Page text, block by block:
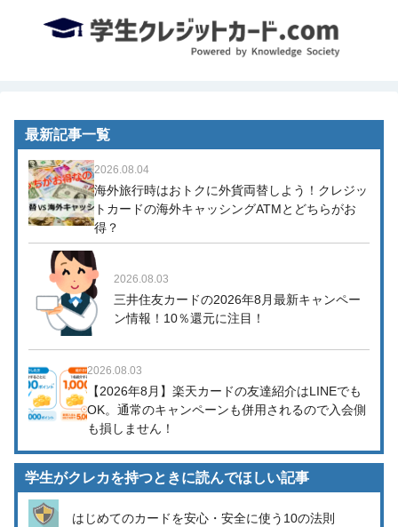
最新記事一覧
2026.08.04
海外旅行時はおトクに外貨両替しよう！クレジッ
トカードの海外キャッシングATMとどちらがお
得？
2026.08.03
三井住友カードの2026年8月最新キャンペー
ン情報！10％還元に注目！
2026.08.03
【2026年8月】楽天カードの友達紹介はLINEでも
OK。通常のキャンペーンも併用されるので入会側
も損しません！
学生がクレカを持つときに読んでほしい記事
はじめてのカードを安心・安全に使う10の法則